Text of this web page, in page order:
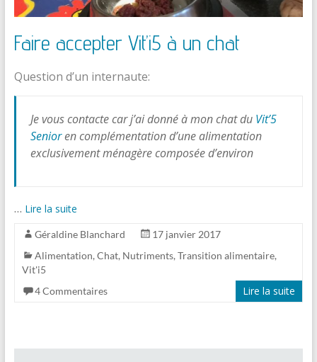
Faire accepter Vit’i5 à un chat
Question d’un internaute:
Je vous contacte car j’ai donné à mon chat du Vit’5
Senioren complémentation d’une alimentation
exclusivement ménagère composée d’environ
… Lire la suite
Géraldine Blanchard
17 janvier 2017
Alimentation, Chat, Nutriments, Transition alimentaire,
Vit'i5
4 Commentaires
Lire la suite